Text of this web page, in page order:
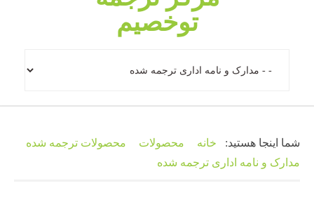
شما اینجا هستید: خانه محصولات
محصولات ترجمه شده
مدارک و نامه‌ اداری ترجمه شده